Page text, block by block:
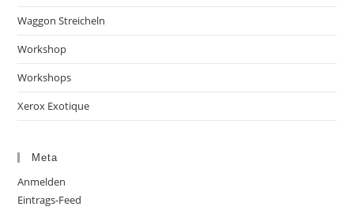
Waggon Streicheln
Workshop
Workshops
Xerox Exotique
Meta
Anmelden
Eintrags-Feed